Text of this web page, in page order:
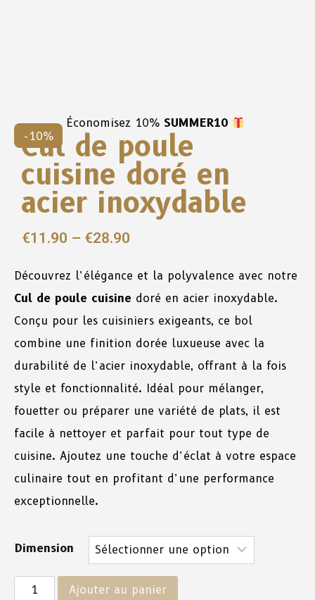
-10%
Économisez 10% SUMMER10
Cul de poule
cuisine doré en
acier inoxydable
€11.90 – €28.90
Découvrez l’élégance et la polyvalence avec notre
Cul de poule cuisine doré en acier inoxydable.
Conçu pour les cuisiniers exigeants, ce bol
combine une finition dorée luxueuse avec la
durabilité de l’acier inoxydable, offrant à la fois
style et fonctionnalité. Idéal pour mélanger,
fouetter ou préparer une variété de plats, il est
facile à nettoyer et parfait pour tout type de
cuisine. Ajoutez une touche d’éclat à votre espace
culinaire tout en profitant d’une performance
exceptionnelle.
Dimension
Ajouter au panier